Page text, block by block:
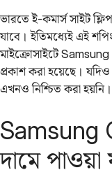
ভারতে ই-কমার্স সাইট
যাবে। ইতিমধ্যেই এই
মাইক্রোসাইটে
প্রকাশ করা হয়েছে।
এখনও নিশ্চিত করা হয়নি।
Samsung
দামে পাওয়া